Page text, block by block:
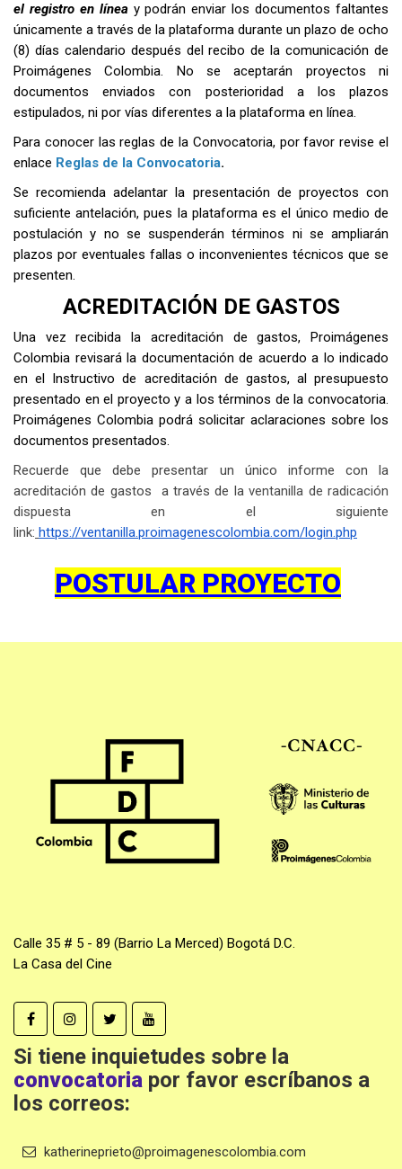
el registro en líneay podrán enviar los documentos faltantes
únicamente a través de la plataforma durante un plazo de ocho
(8) días calendario después del recibo de la comunicación de
Proimágenes Colombia. No se aceptarán proyectos ni
documentos enviados con posterioridad a los plazos
estipulados, ni por vías diferentes a la plataforma en línea.
Para conocer las reglas de la Convocatoria, por favor revise el
enlace Reglas de la Convocatoria.
Se recomienda adelantar la presentación de proyectos con
suficiente antelación, pues la plataforma es el único medio de
postulación y no se suspenderán términos ni se ampliarán
plazos por eventuales fallas o inconvenientes técnicos que se
presenten.
ACREDITACIÓN DE GASTOS
Una vez recibida la acreditación de gastos, Proimágenes
Colombia revisará la documentación de acuerdo a lo indicado
en el Instructivo de acreditación de gastos, al presupuesto
presentado en el proyecto y a los términos de la convocatoria.
Proimágenes Colombia podrá solicitar aclaraciones sobre los
documentos presentados.
Recuerde que debe presentar un único informe con la
acreditación de gastos a través de laventanilla de radicación
dispuesta en el siguiente
link: https://ventanilla.proimagenescolombia.com/login.php
POSTULAR PROYECTO
Calle 35 # 5 - 89 (Barrio La Merced) Bogotá D.C.
La Casa del Cine
Si tiene inquietudes sobre la
convocatoria por favor escríbanos a
los correos:
katherineprieto@proimagenescolombia.com